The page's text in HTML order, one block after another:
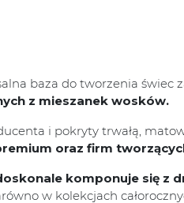
baza do tworzenia świec
z mieszanek wosków.
i pokryty trwałą,
oraz firm
komponuje się z
w kolekcjach